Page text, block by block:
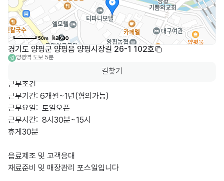
50m
경기도 양평군 양평읍 양평시장길 26-1 102호
경 양평역 도보 5분
길찾기
근무조건
근무기간: 6개월~1년(협의가능)
근무요일:  토일오픈
근무시간:  8시30분~15시
휴게30분
음료제조 및 고객응대
재료준비 밎 매장관리 포스일입니다